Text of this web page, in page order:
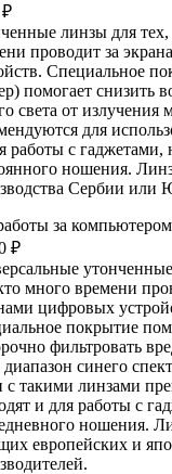
₽
линзы для
проводит за
Специальное
помогает снизить
света от излучения
для
работы с гаджетами,
ношения.
Сербии или
за
₽
много времени
цифровых
покрытие
фильтровать
диапазон синего
такими линзами
и для работы с
ношения.
европейских и